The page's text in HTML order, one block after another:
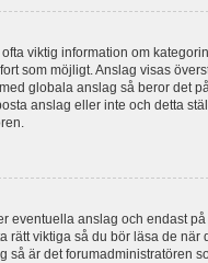
viktig information om
som möjligt. Anslag visas
globala anslag så beror det
anslag eller inte och detta
eventuella anslag och endast
rätt viktiga så du bör läsa de när
så är det forumadministratören